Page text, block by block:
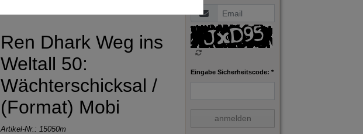
Ren Dhark Weg ins
Weltall 50:
Wächterschicksal /
(Format) Mobi
Artikel-Nr.:15050m
Eingabe Sicherheitscode: *
anmelden